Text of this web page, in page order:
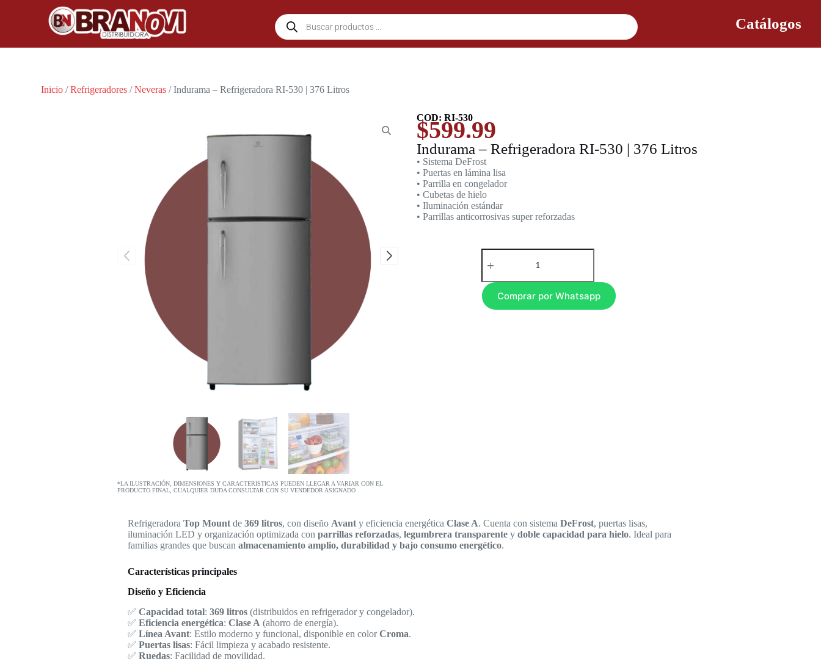
Catálogos
Inicio /Refrigeradores /Neveras / Indurama – Refrigeradora RI-530 | 376 Litros
*LA ILUSTRACIÓN, DIMENSIONES Y CARACTERISTICAS PUEDEN LLEGAR A VARIAR CON EL
PRODUCTO FINAL, CUALQUIER DUDA CONSULTAR CON SU VENDEDOR ASIGNADO
COD: RI-530
$599.99
Indurama – Refrigeradora RI-530 | 376 Litros
• Sistema DeFrost
• Puertas en lámina lisa
• Parrilla en congelador
• Cubetas de hielo
• Iluminación estándar
• Parrillas anticorrosivas super reforzadas
Comprar por Whatsapp
Refrigeradora Top Mountde 369 litros, con diseño Avanty eficiencia energética Clase A. Cuenta con sistema DeFrost, puertas lisas,
iluminación LED y organización optimizada con parrillas reforzadas, legumbrera transparentey doble capacidad para hielo. Ideal para
familias grandes que buscan almacenamiento amplio, durabilidad y bajo consumo energético.
Características principales
Diseño y Eficiencia
✅ Capacidad total: 369 litros(distribuidos en refrigerador y congelador).
✅ Eficiencia energética: Clase A (ahorro de energía).
✅ Línea Avant: Estilo moderno y funcional, disponible en colorCroma.
✅ Puertas lisas: Fácil limpieza y acabado resistente.
✅ Ruedas: Facilidad de movilidad.